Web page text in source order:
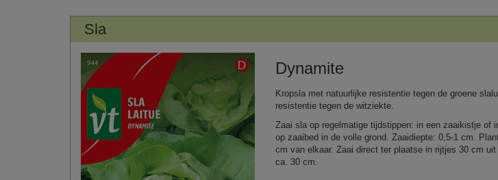
Sla
Dynamite
Kropsla met natuurlijke resistentie tegen de groene
resistentie tegen de witziekte.
Zaai sla op regelmatige tijdstippen: in een zaaikistje of
op zaaibed in de volle grond. Zaaidiepte: 0,5-1 cm.
cm van elkaar. Zaai direct ter plaatse in rijtjes 30 cm
ca. 30 cm.